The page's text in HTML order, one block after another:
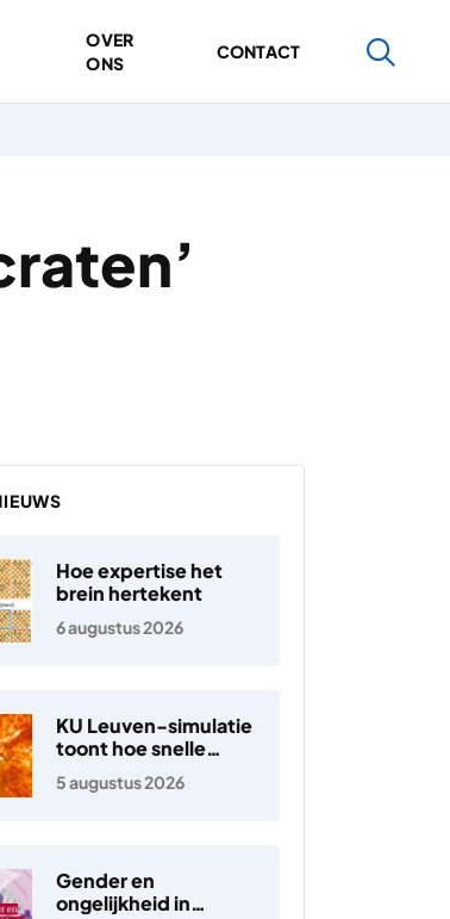
OVER
ONS
CONTACT
Hoe expertise het
brein hertekent
6 augustus 2026
KU Leuven-simulatie
toont hoe snelle
elektronen in de
zonnewind ontstaan
5 augustus 2026
Gender en
ongelijkheid in